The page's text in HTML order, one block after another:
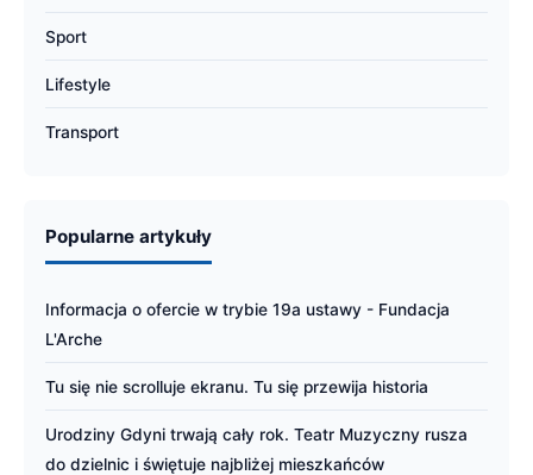
Sport
Lifestyle
Transport
Popularne artykuły
Informacja o ofercie w trybie 19a ustawy - Fundacja
L'Arche
Tu się nie scrolluje ekranu. Tu się przewija historia
Urodziny Gdyni trwają cały rok. Teatr Muzyczny rusza
do dzielnic i świętuje najbliżej mieszkańców